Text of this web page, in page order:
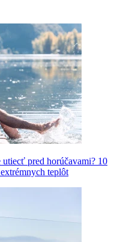
pred horúčavami? 10
teplôt